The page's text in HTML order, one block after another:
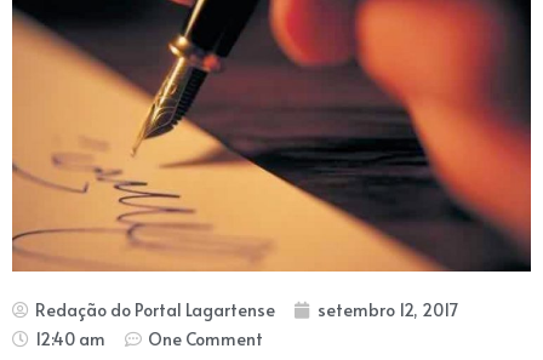
Redação do Portal Lagartense
setembro 12, 2017
12:40 am
One Comment